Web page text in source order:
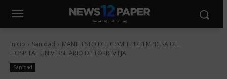
Inicio Sanidad
MANIFIESTO DEL COMITE DE EMPRESA DEL
HOSPITAL UNIVERSITARIO DE TORREVIEJA
Sanidad